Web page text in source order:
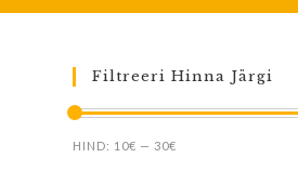
Filtreeri Hinna Järgi
HIND: 10€ — 30€